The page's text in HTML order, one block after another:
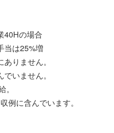
40Hの場合
当は25%増
りません。
いません。
例に含んでいます。